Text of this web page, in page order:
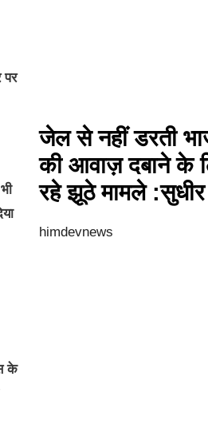
पर
के
जेल से नहीं डरती
की आवाज़ दबाने के
रहे झूठे मामले :सुधीर
himdevnews